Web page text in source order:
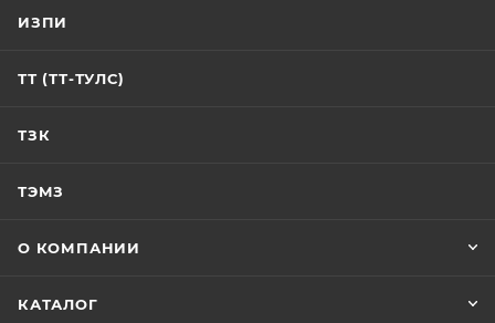
ИЗПИ
ТТ (ТТ-ТУЛС)
ТЗК
ТЭМЗ
О КОМПАНИИ
КАТАЛОГ